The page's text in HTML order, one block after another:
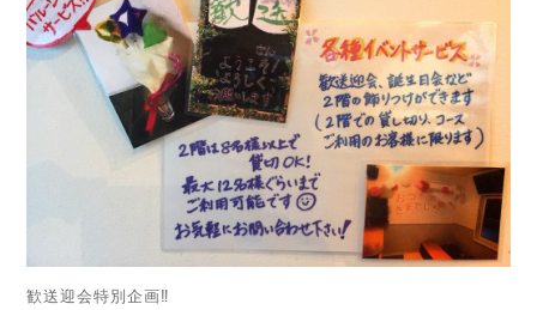
歓送迎会特別企画‼️